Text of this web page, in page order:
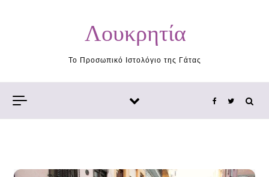
Λουκρητία
Το Προσωπικό Ιστολόγιο της Γάτας